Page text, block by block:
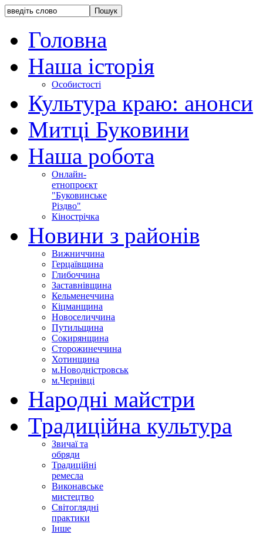
Головна
Наша історія
Особистості
Культура краю: анонси
Митці Буковини
Наша робота
Онлайн-
етнопроєкт
"Буковинське
Різдво"
Кінострічка
Новини з районів
Вижниччина
Герцаївщина
Глибоччина
Заставнівщина
Кельменеччина
Кіцманщина
Новоселиччина
Путильщина
Сокирянщина
Сторожинеччина
Хотинщина
м.Новодністровськ
м.Чернівці
Народні майстри
Традиційна культура
Звичаї та
обряди
Традиційні
ремесла
Виконавське
мистецтво
Світоглядні
практики
Інше